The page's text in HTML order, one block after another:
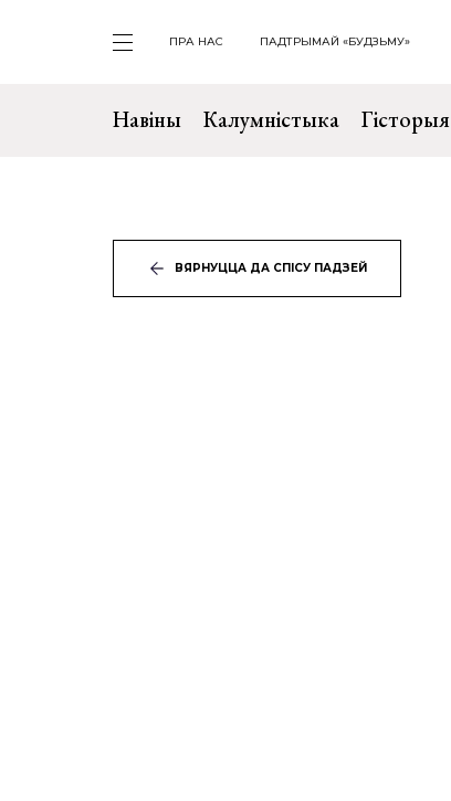
ПРА НАС ПАДТРЫМАЙ «БУДЗЬМУ»
Навіны Калумністыка Гісторыя
ВЯРНУЦЦА ДА СПІСУ ПАДЗЕЙ